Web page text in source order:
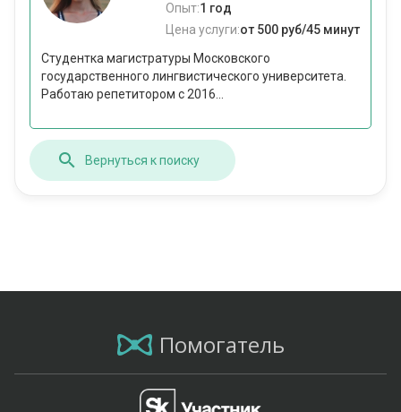
Опыт:1 год
Цена услуги:от 500 руб/45 минут
Студентка магистратуры Московского
государственного лингвистического университета.
Работаю репетитором с 2016...
Вернуться к поиску
Помогатель